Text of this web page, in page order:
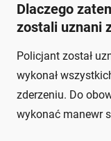
Dlaczego
zostali uznani
Policjant został
wykonał
zderzeniu. Do
wykonać manewr